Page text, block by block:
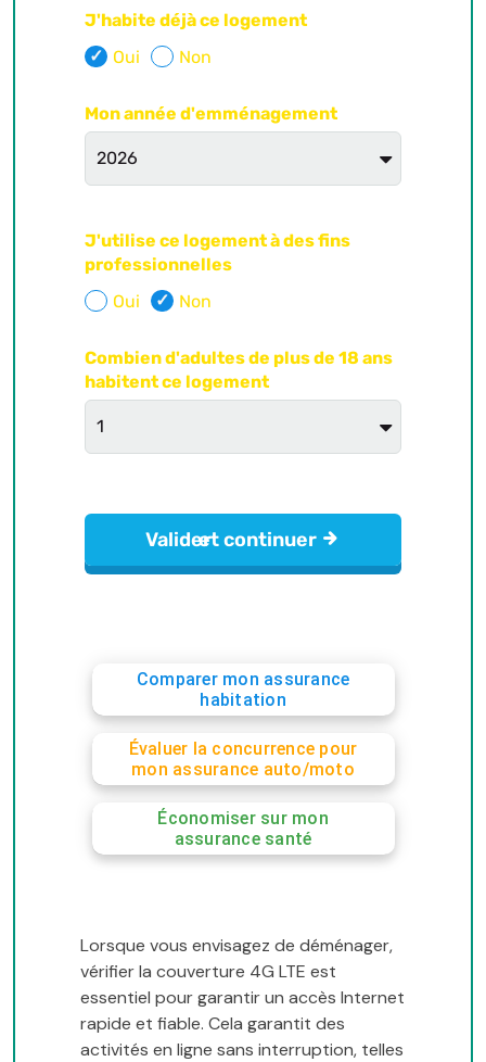
Comparer mon assurance
habitation
Évaluer la concurrence pour
mon assurance auto/moto
Économiser sur mon
assurance santé
Lorsque vous envisagez de déménager,
vérifier la couverture 4G LTE est
essentiel pour garantir un accès Internet
rapide et fiable. Cela garantit des
activités en ligne sans interruption, telles